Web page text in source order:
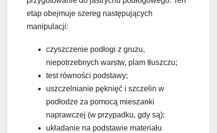
etap obejmuje szereg następujących
manipulacji:
czyszczenie podłogi z gruzu,
niepotrzebnych warstw, plam tłuszczu;
test równości podstawy;
uszczelnianie pęknięć i szczelin w
podłodze za pomocą mieszanki
naprawczej (w przypadku, gdy są);
układanie na podstawie materiału